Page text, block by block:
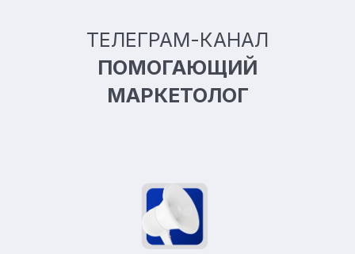
ТЕЛЕГРАМ-КАНАЛ
ПОМОГАЮЩИЙ
МАРКЕТОЛОГ